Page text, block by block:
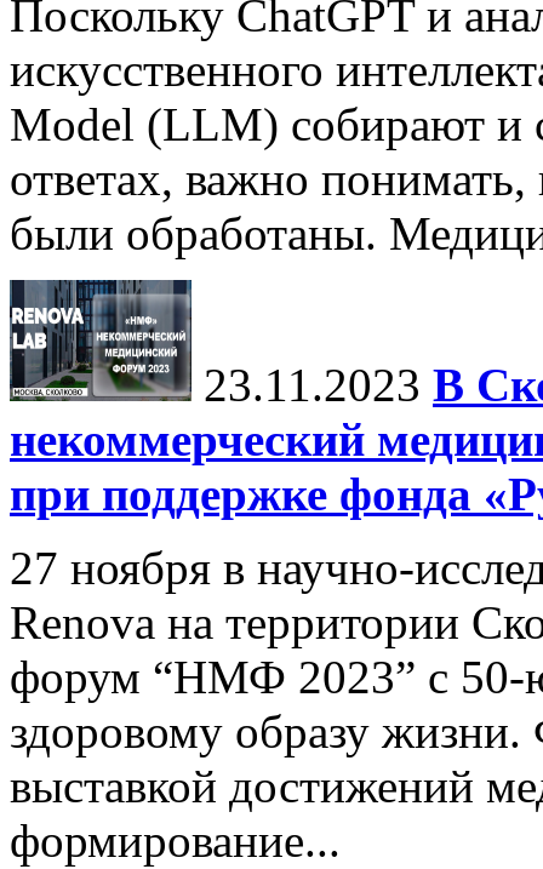
Поскольку ChatGPT и
искусственного
Model (LLM) собирают и
ответах, важно
были обработаны.
23.11.2023 В
некоммерческий
при поддержке фонда
27 ноября в научно-
Renova на территории
форум “НМФ 2023” c 50-
здоровому образу
выставкой достижений
формирование...